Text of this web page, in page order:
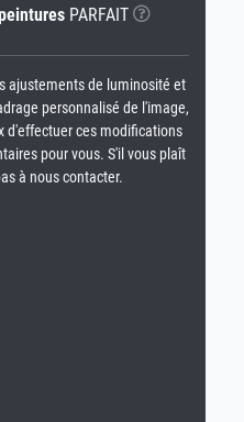
PARFAIT
ajustements de luminosité et
personnalisé de l'image,
d'effectuer ces modifications
pour vous. S'il vous plaît
à nous contacter.